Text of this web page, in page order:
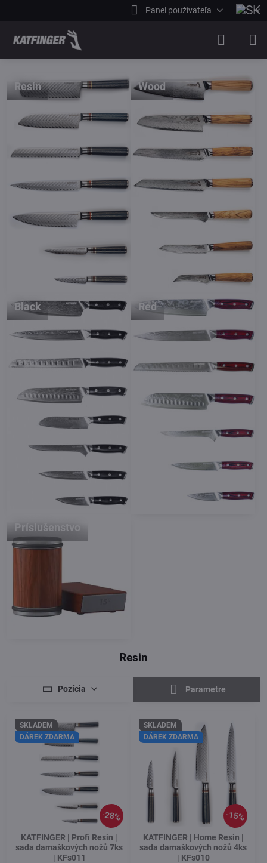
Panel používateľa
Resin Wood
Black Red
Príslušenstvo
Resin
Pozícia Parametre
28%
SKLADEM
DÁREK ZDARMA
KATFINGER | Profi Resin |
sada damaškových nožů 7ks
| KFs011
15%
SKLADEM
DÁREK ZDARMA
KATFINGER | Home Resin |
sada damaškových nožů 4ks
| KFs010